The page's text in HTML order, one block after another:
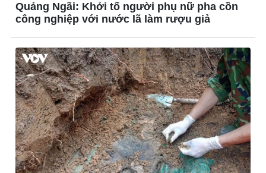
Đời sống
Nhà đẹp
Tình yêu - Gia đình
Blog
Văn hóa
Sân khấu - Điện ảnh
Văn học
Âm nhạc
Di sản
Quảng Ngãi: Khởi tố người phụ nữ pha cồn
công nghiệp với nước lã làm rượu giả